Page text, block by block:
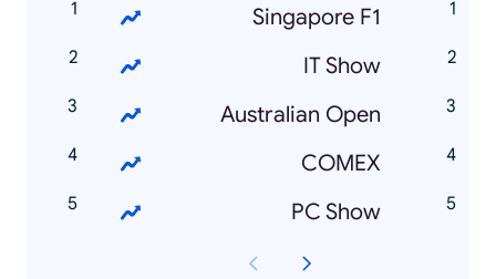
Singapore F1
IT Show
Australian Open
COMEX
PC Show